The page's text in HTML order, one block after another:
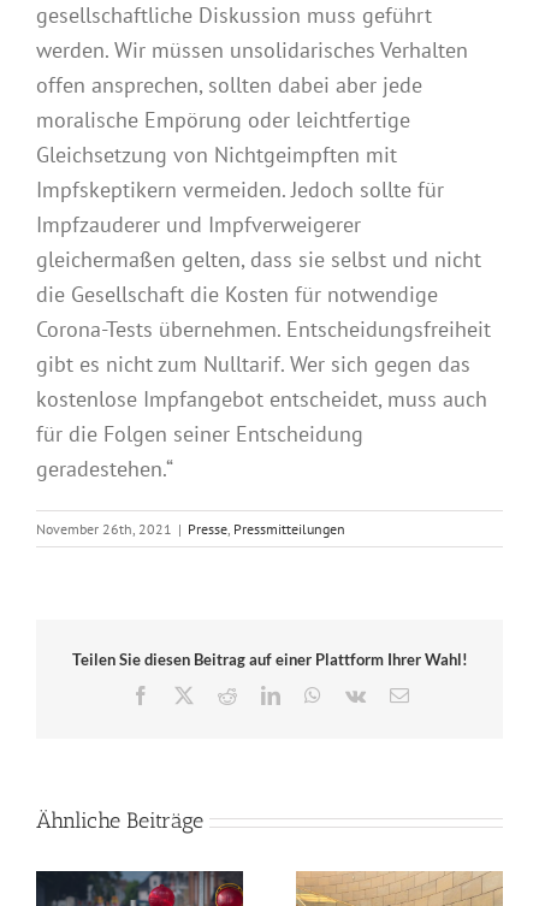
gesellschaftliche Diskussion muss geführt
werden. Wir müssen unsolidarisches Verhalten
offen ansprechen, sollten dabei aber jede
moralische Empörung oder leichtfertige
Gleichsetzung von Nichtgeimpften mit
Impfskeptikern vermeiden. Jedoch sollte für
Impfzauderer und Impfverweigerer
gleichermaßen gelten, dass sie selbst und nicht
die Gesellschaft die Kosten für notwendige
Corona-Tests übernehmen. Entscheidungsfreiheit
gibt es nicht zum Nulltarif. Wer sich gegen das
kostenlose Impfangebot entscheidet, muss auch
für die Folgen seiner Entscheidung
geradestehen.“
November 26th, 2021 | Presse, Pressmitteilungen
Teilen Sie diesen Beitrag auf einer Plattform Ihrer Wahl!
Facebook
RedditLinkedInWhatsApp
Vk
E-
Ähnliche Beiträge